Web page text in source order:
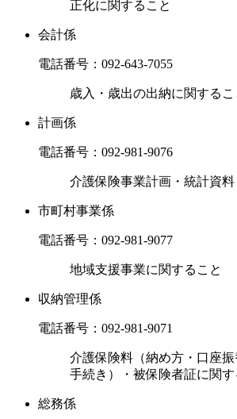
正化に関すること
会計係
電話番号： 092-643-7055
歳入・歳出の出納に関するこ
計画係
電話番号： 092-981-9076
介護保険事業計画・統計資
市町村事業係
電話番号： 092-981-9077
地域支援事業に関すること
収納管理係
電話番号： 092-981-9071
介護保険料（納め方・口座
手続き）・被保険者証に関す
総務係